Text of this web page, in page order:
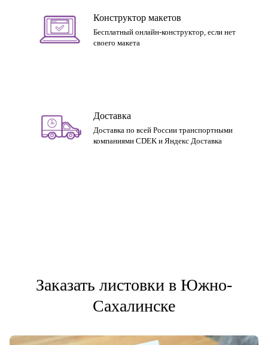
Конструктор макетов
Бесплатный онлайн-конструктор, если нет
своего макета
Доставка
Доставка по всей России транспортными
компаниями CDEK и Яндекс Доставка
Заказать листовки в Южно-
Сахалинске